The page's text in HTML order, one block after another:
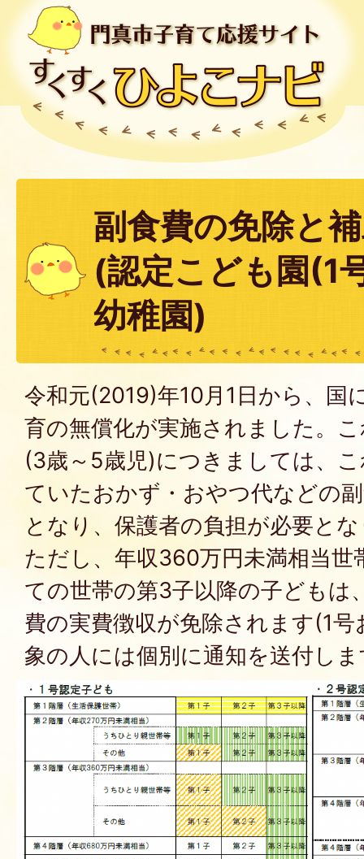
副食費の免除と
(認定こども園(1
幼稚園)
令和元(2019)年10月1日から、国
育の無償化が実施されました。
(3歳～5歳児)につきましては、
ていたおかず・おやつ代などの
となり、保護者の負担が必要と
ただし、年収360万円未満相当
ての世帯の第3子以降の子どもは
費の実費徴収が免除されます(1
象の人には個別に通知を送付し